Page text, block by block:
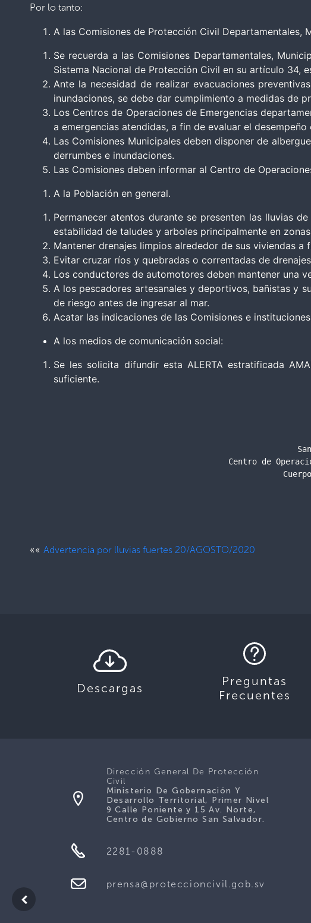
Por lo tanto:
A las Comisiones de Protección Civil Departamentales,
Se recuerda a las Comisiones Departamentales,
Sistema Nacional de Protección Civil en su artículo 34,
Ante la necesidad de realizar evacuaciones
inundaciones, se debe dar cumplimiento a medidas de
Los Centros de Operaciones de Emergencias
a emergencias atendidas, a fin de evaluar el
Las Comisiones Municipales deben disponer de
derrumbes e inundaciones.
Las Comisiones deben informar al Centro de
A la Población en general.
Permanecer atentos durante se presenten las lluvias
estabilidad de taludes y arboles principalmente en
Mantener drenajes limpios alrededor de sus viviendas
Evitar cruzar ríos y quebradas o correntadas de
Los conductores de automotores deben mantener una
A los pescadores artesanales y deportivos, bañistas y
de riesgo antes de ingresar al mar.
Acatar las indicaciones de las Comisiones e
A los medios de comunicación social:
Se les solicita difundir esta ALERTA estratificada
suficiente.
Centro de
«« Advertencia por lluvias fuertes 20/AGOSTO/2020
Descargas
Preguntas
Frecuentes
Dirección General De Protección
Civil
Ministerio De Gobernación Y
Desarrollo Territorial, Primer Nivel
9 Calle Poniente y 15 Av. Norte,
Centro de Gobierno San Salvador.
2281-0888
prensa@proteccioncivil.gob.sv